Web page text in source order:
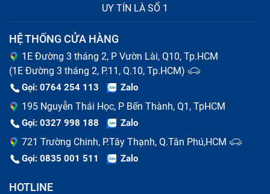
UY TÍN LÀ SỐ 1
HỆ THỐNG CỬA HÀNG
1E Đường 3 tháng 2, P Vườn Lài, Q10, Tp.HCM
(1E Đường 3 tháng 2, P.11, Q.10, Tp.HCM)
Gọi: 0764 254 113 Zalo
195 Nguyễn Thái Học, P Bến Thành, Q1, TpHCM
Gọi: 0327 998 188 Zalo
721 Trường Chinh, P.Tây Thạnh, Q.Tân Phú,HCM
Gọi: 0835 001 511 Zalo
HOTLINE